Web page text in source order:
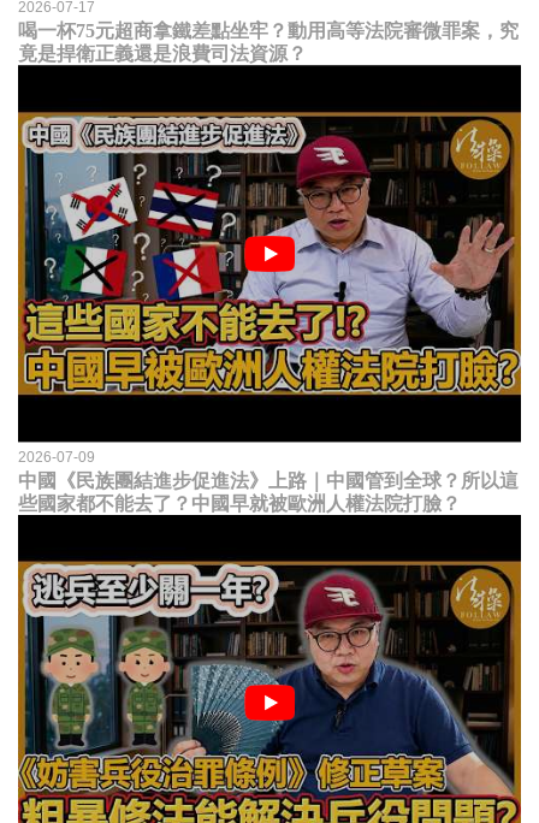
2026-07-17
喝一杯75元超商拿鐵差點坐牢？動用高等法院審微罪案，究
竟是捍衛正義還是浪費司法資源？
2026-07-09
中國《民族團結進步促進法》上路｜中國管到全球？所以這
些國家都不能去了？中國早就被歐洲人權法院打臉？